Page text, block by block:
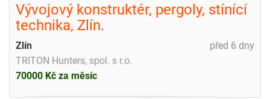
Vývojový konstruktér, pergoly, stínící
technika, Zlín.
před 6 dny
Zlín
TRITON Hunters, spol. s r.o.
70000 Kč za měsíc